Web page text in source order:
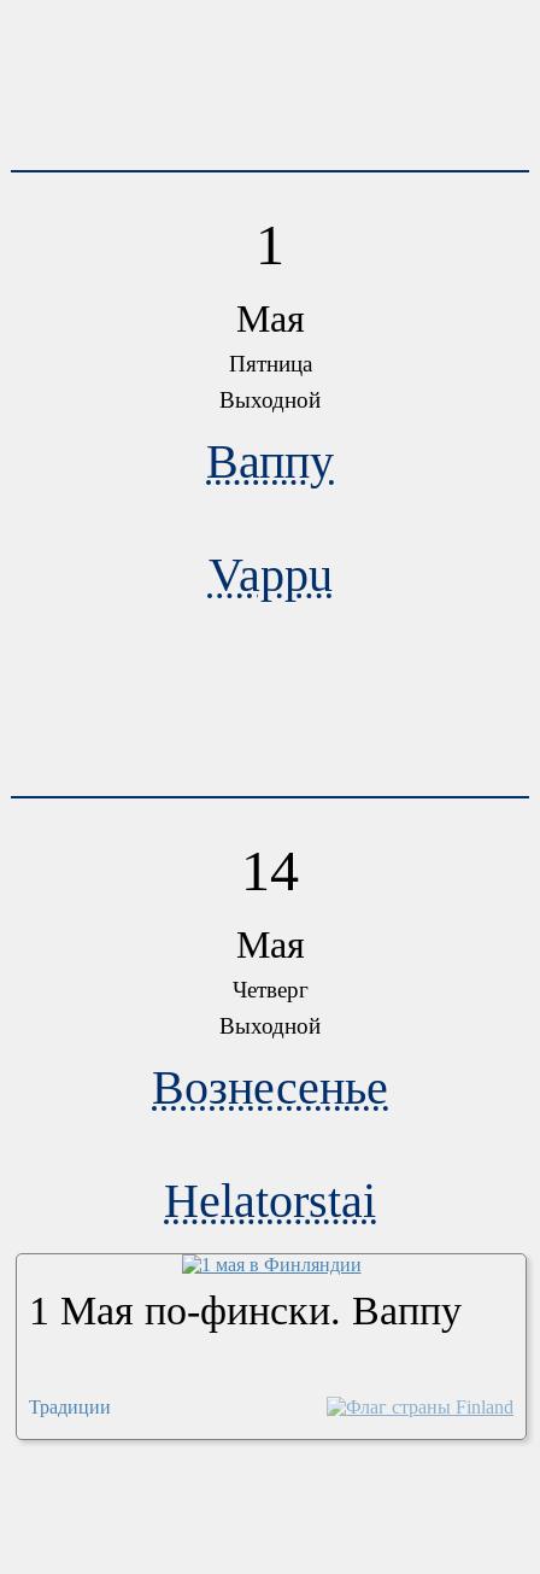
1
Мая
Пятница
Выходной
Ваппу
Vappu
14
Мая
Четверг
Выходной
Вознесенье
Helatorstai
1 Мая по-фински. Ваппу
Традиции